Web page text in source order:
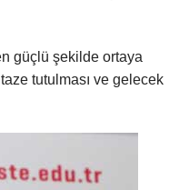
güçlü şekilde ortaya
tutulması ve gelecek